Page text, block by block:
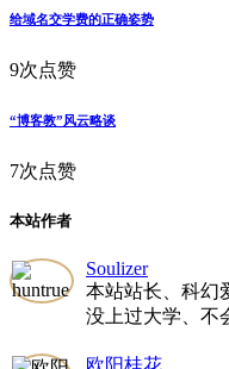
给域名交学费的正确姿势
9次点赞
“博客教”风云略谈
7次点赞
本站作者
Soulizer
本站站长、科幻
没上过大学、不